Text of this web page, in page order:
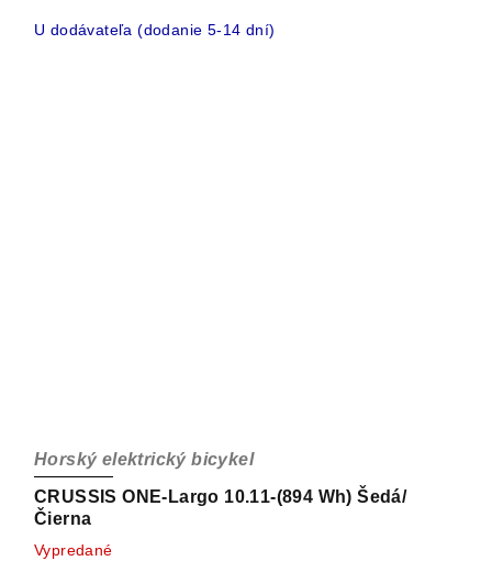
U dodávateľa (dodanie 5-14 dní)
CRUSSIS ONE-Largo 10.11-(894 Wh) Šedá/
Čierna
Horský elektrický bicykel
Vypredané